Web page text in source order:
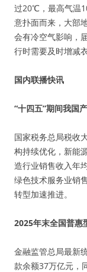
过20℃，最高气温
意扑面而来，大部
会有冷空气影响，
行时需要及时增减衣
国内联播快讯
“十四五”期间我国
国家税务总局税收
构持续优化，新能
造行业销售收入年
绿色技术服务业销
转型加速推进。
2025年末全国普惠
金融监管总局最新
款余额37万亿元，